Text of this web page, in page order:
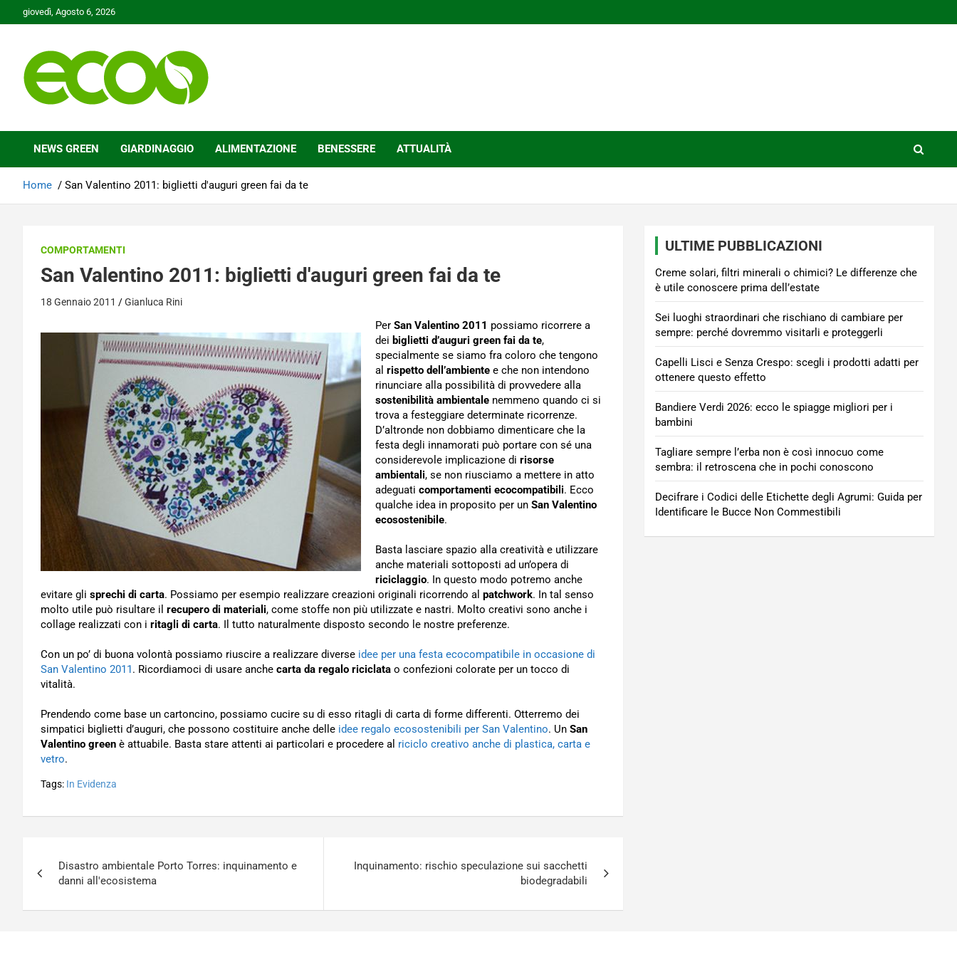
to
giovedì, Agosto 6, 2026
Ecoo.it
NEWS GREEN GIARDINAGGIO ALIMENTAZIONE BENESSERE ATTUALITÀ
Home San Valentino 2011: biglietti d'auguri green fai da te
COMPORTAMENTI
San Valentino 2011: biglietti d'auguri green fai da te
18 Gennaio 2011 Gianluca Rini
Per San Valentino 2011 possiamo ricorrere a
dei biglietti d’auguri green fai da te,
specialmente se siamo fra coloro che tengono
al rispetto dell’ambiente e che non intendono
rinunciare alla possibilità di provvedere alla
sostenibilità ambientale nemmeno quando ci si
trova a festeggiare determinate ricorrenze.
D’altronde non dobbiamo dimenticare che la
festa degli innamorati può portare con sé una
considerevole implicazione di risorse
ambientali, se non riusciamo a mettere in atto
adeguati comportamenti ecocompatibili. Ecco
qualche idea in proposito per un San Valentino
ecosostenibile.
Basta lasciare spazio alla creatività e utilizzare
anche materiali sottoposti ad un’opera di
riciclaggio. In questo modo potremo anche
evitare gli sprechi di carta. Possiamo per esempio realizzare creazioni originali ricorrendo al patchwork. In tal senso
molto utile può risultare il recupero di materiali, come stoffe non più utilizzate e nastri. Molto creativi sono anche i
collage realizzati con i ritagli di carta. Il tutto naturalmente disposto secondo le nostre preferenze.
Con un po’ di buona volontà possiamo riuscire a realizzare diverse idee per una festa ecocompatibile in occasione di
San Valentino 2011. Ricordiamoci di usare anche carta da regalo riciclata o confezioni colorate per un tocco di
vitalità.
Prendendo come base un cartoncino, possiamo cucire su di esso ritagli di carta di forme differenti. Otterremo dei
simpatici biglietti d’auguri, che possono costituire anche delle idee regalo ecosostenibili per San Valentino. Un San
Valentino green è attuabile. Basta stare attenti ai particolari e procedere al riciclo creativo anche di plastica, carta e
vetro.
Tags: In Evidenza
articoli
Disastro ambientale Porto Torres: inquinamento e
danni all'ecosistema
Inquinamento: rischio speculazione sui sacchetti
biodegradabili
ULTIME PUBBLICAZIONI
Creme solari, filtri minerali o chimici? Le differenze che
è utile conoscere prima dell’estate
Sei luoghi straordinari che rischiano di cambiare per
sempre: perché dovremmo visitarli e proteggerli
Capelli Lisci e Senza Crespo: scegli i prodotti adatti per
ottenere questo effetto
Bandiere Verdi 2026: ecco le spiagge migliori per i
bambini
Tagliare sempre l’erba non è così innocuo come
sembra: il retroscena che in pochi conoscono
Decifrare i Codici delle Etichette degli Agrumi: Guida per
Identificare le Bucce Non Commestibili